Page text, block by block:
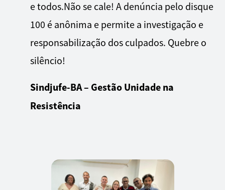
e todos.Não se cale! A denúncia pelo disque
100 é anônima e permite a investigação e
responsabilização dos culpados. Quebre o
silêncio!
Sindjufe-BA – Gestão Unidade na
Resistência